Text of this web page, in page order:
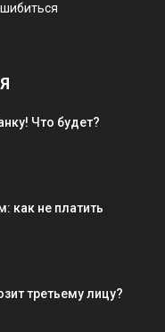
Что будет?
как не платить
третьему лицу?